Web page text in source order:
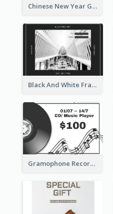
Chinese New Year Gift Card With Decorations
Black And White Frame Photo Black Friday Gift Card
Gramophone Record Gift Card